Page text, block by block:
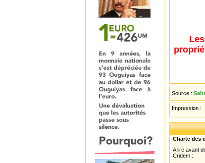
Source :
Impression :
Charte des
A lire avant
Cridem :